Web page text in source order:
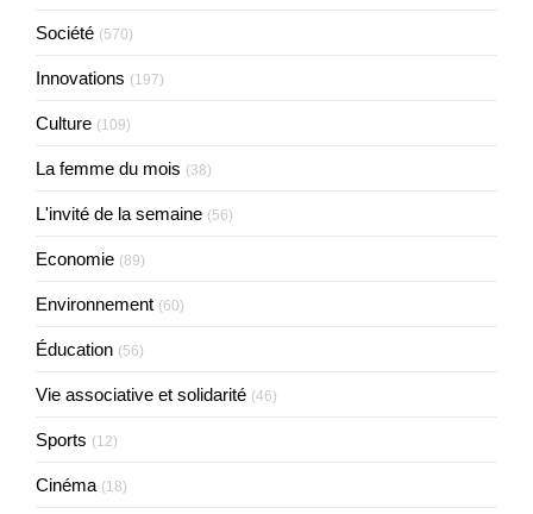
Société (570)
Innovations (197)
Culture (109)
La femme du mois (38)
L'invité de la semaine (56)
Economie (89)
Environnement (60)
Éducation (56)
Vie associative et solidarité (46)
Sports (12)
Cinéma (18)